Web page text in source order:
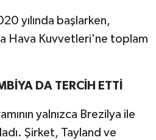
yılında başlarken,
Hava Kuvvetleri'ne toplam
DA TERCİH ETTİ
yalnızca Brezilya ile
Şirket, Tayland ve